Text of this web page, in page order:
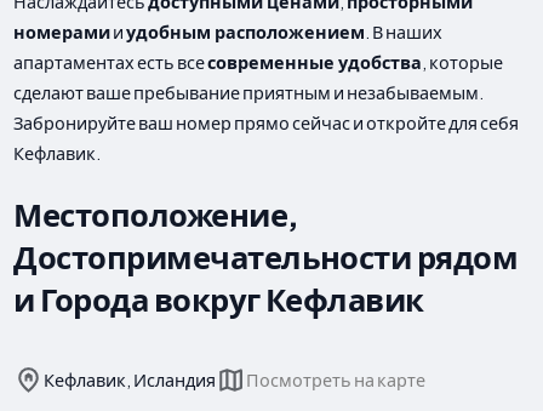
номерамииудобным расположением . В наших
апартаментах есть всесовременные удобства , которые
сделают ваше пребывание приятным и незабываемым.
Забронируйте ваш номер прямо сейчас и откройте для себя
Кефлавик.
Местоположение,
Достопримечательности рядом
и Города вокруг Кефлавик
Кефлавик, Исландия Посмотреть на карте